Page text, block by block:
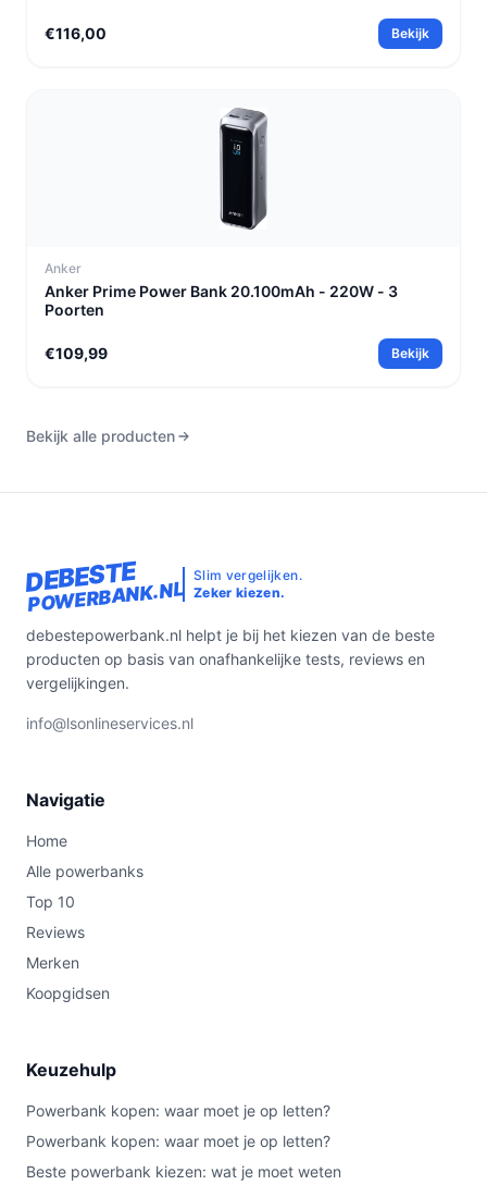
€116,00 Bekijk
Anker
Anker Prime Power Bank 20.100mAh - 220W - 3
Poorten
€109,99 Bekijk
Bekijk alle producten
DEBESTE
POWERBANK.NL
Slim vergelijken.
Zeker kiezen.
debestepowerbank.nl helpt je bij het kiezen van de beste
producten op basis van onafhankelijke tests, reviews en
vergelijkingen.
info@lsonlineservices.nl
Navigatie
Home
Alle powerbanks
Top 10
Reviews
Merken
Koopgidsen
Keuzehulp
Powerbank kopen: waar moet je op letten?
Powerbank kopen: waar moet je op letten?
Beste powerbank kiezen: wat je moet weten